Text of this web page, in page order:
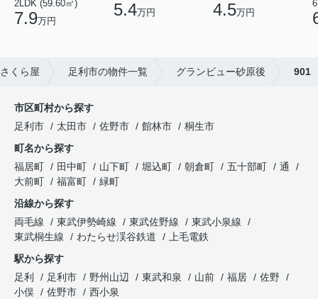
2LDK (59.60㎡)
7.9万円
5.4万円 4.5万円
くら屋 足利市の物件一覧 グランビュー砂原後 901
市区町村から探す
足利市
太田市 佐野市 館林市
桐生市
町名から探す
福居町
田中町 山下町 堀込町 朝倉町 五十部町
通
大前町
福富町
緑町
沿線から探す
両毛線
東武伊勢崎線 東武佐野線
東武小泉線
東武桐生線
わたらせ渓谷鉄道
上毛電鉄
駅から探す
足利
足利市 野州山辺 東武和泉 山前 福居
佐野
小俣
佐野市 西小泉